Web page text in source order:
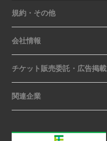
規約・その他
会社情報
チケット販売委託・広告掲載
関連企業